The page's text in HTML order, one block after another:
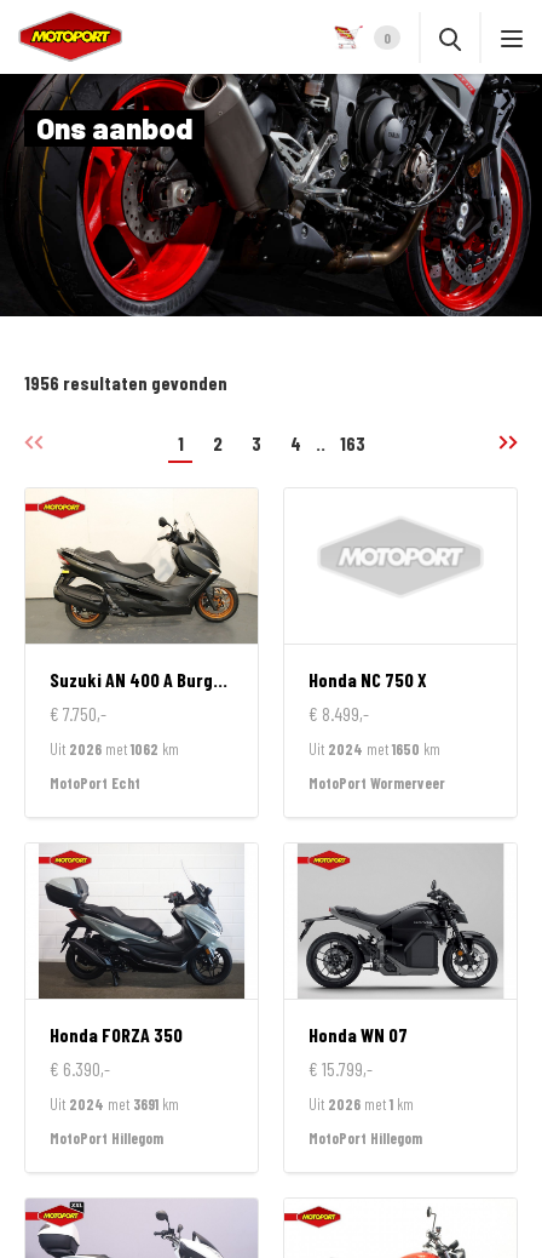
0
Ons aanbod
1956 resultaten gevonden
1 2 3 4 .. 163
SuzukiAN 400 A Burgman
€ 7.750,-
Uit 2026 met1062 km
MotoPort Echt
Honda NC 750 X
€ 8.499,-
Uit 2024 met1650 km
MotoPort Wormerveer
Honda FORZA 350
€ 6.390,-
Uit 2024 met 3691 km
MotoPort Hillegom
HondaWN 07
€ 15.799,-
Uit 2026 met1 km
MotoPort Hillegom